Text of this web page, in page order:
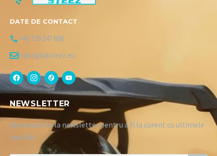
DATE DE CONTACT
+40 728 247 606
hi@digitalsteez.eu
NEWSLETTER
Abonează-te la newsletter pentru a fi la curent cu ultimele
noutăți: